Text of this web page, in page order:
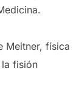
Meitner, física
fisión